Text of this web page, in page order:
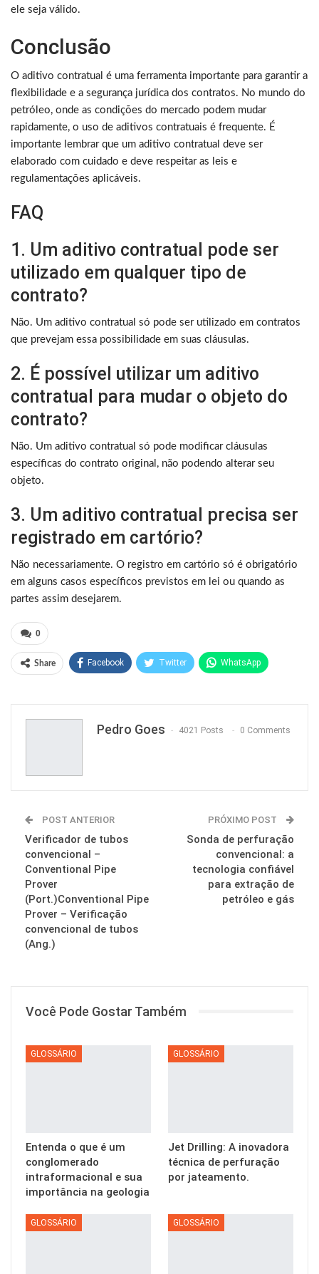
ele seja válido.
Conclusão
O aditivo contratual é uma ferramenta importante para garantir a
flexibilidade e a segurança jurídica dos contratos. No mundo do
petróleo, onde as condições do mercado podem mudar
rapidamente, o uso de aditivos contratuais é frequente. É
importante lembrar que um aditivo contratual deve ser
elaborado com cuidado e deve respeitar as leis e
regulamentações aplicáveis.
FAQ
1. Um aditivo contratual pode ser
utilizado em qualquer tipo de
contrato?
Não. Um aditivo contratual só pode ser utilizado em contratos
que prevejam essa possibilidade em suas cláusulas.
2. É possível utilizar um aditivo
contratual para mudar o objeto do
contrato?
Não. Um aditivo contratual só pode modificar cláusulas
específicas do contrato original, não podendo alterar seu
objeto.
3. Um aditivo contratual precisa ser
registrado em cartório?
Não necessariamente. O registro em cartório só é obrigatório
em alguns casos específicos previstos em lei ou quando as
partes assim desejarem.
0
Share Facebook Twitter WhatsApp
Pedro Goes 4021 Posts 0 Comments
POST ANTERIOR
Verificador de tubos
convencional –
Conventional Pipe
Prover
(Port.)Conventional Pipe
Prover – Verificação
convencional de tubos
(Ang.)
PRÓXIMO POST
Sonda de perfuração
convencional: a
tecnologia confiável
para extração de
petróleo e gás
Você Pode Gostar Também
GLOSSÁRIO
Entenda o que é um
conglomerado
intraformacional e sua
importância na geologia
GLOSSÁRIO
Jet Drilling: A inovadora
técnica de perfuração
por jateamento.
GLOSSÁRIO GLOSSÁRIO